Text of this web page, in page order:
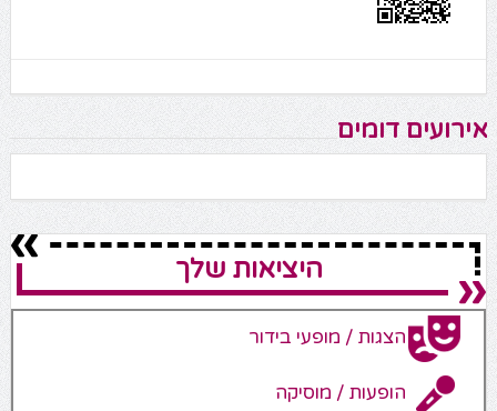
אירועים דומים
היציאות שלך
הצגות / מופעי בידור
הופעות / מוסיקה